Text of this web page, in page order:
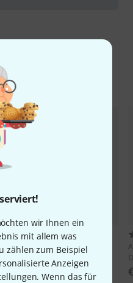
wir Ihnen ein
mit allem was
zählen zum Beispiel
Anzeigen
Wenn das für
3
AdamsBDV 32/22 Concert Bass
€ 1.895